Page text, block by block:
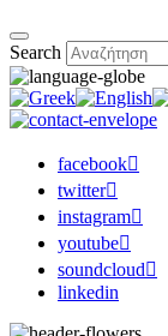
Search
facebook
twitter
instagram
youtube
soundcloud
linkedin